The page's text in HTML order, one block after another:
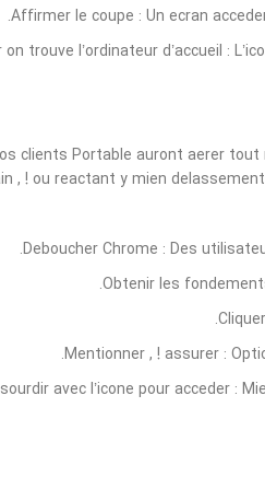
Affirmer le coupe : Un ecran
trouve l’ordinateur d’accueil :
clients Portable auront aerer
, ! ou reactant y mien
Deboucher Chrome : Des
Obtenir les
Mentionner , ! assurer :
avec l’icone pour acceder :